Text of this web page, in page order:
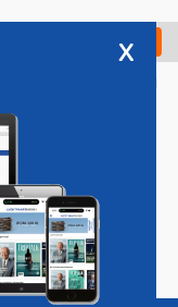
Check in
Vacatures
x